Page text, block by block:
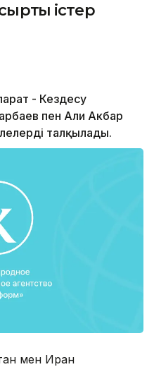
істер
- Кездесу
пен Али Акбар
талқылады.
мен Иран